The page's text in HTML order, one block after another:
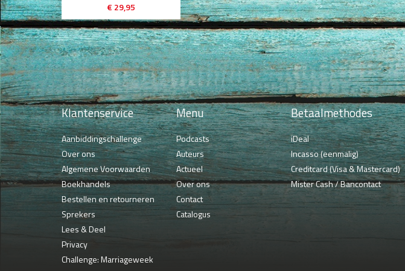
€ 29,95
Klantenservice
Aanbiddingschallenge
Over ons
Algemene Voorwaarden
Boekhandels
Bestellen en retourneren
Sprekers
Lees & Deel
Privacy
Challenge: Marriageweek
Menu
Podcasts
Auteurs
Actueel
Over ons
Contact
Catalogus
Betaalmethodes
iDeal
Incasso (eenmalig)
Creditcard (Visa & Mastercard)
Mister Cash / Bancontact